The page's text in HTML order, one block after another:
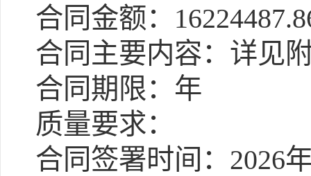
合同金额：
合同主要内容：详见
合同期限：年
质量要求：
合同签署时间：2026